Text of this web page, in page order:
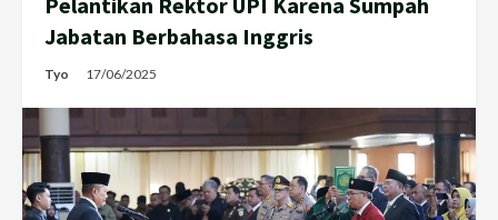
Jabatan Berbahasa Inggris
Tyo 17/06/2025